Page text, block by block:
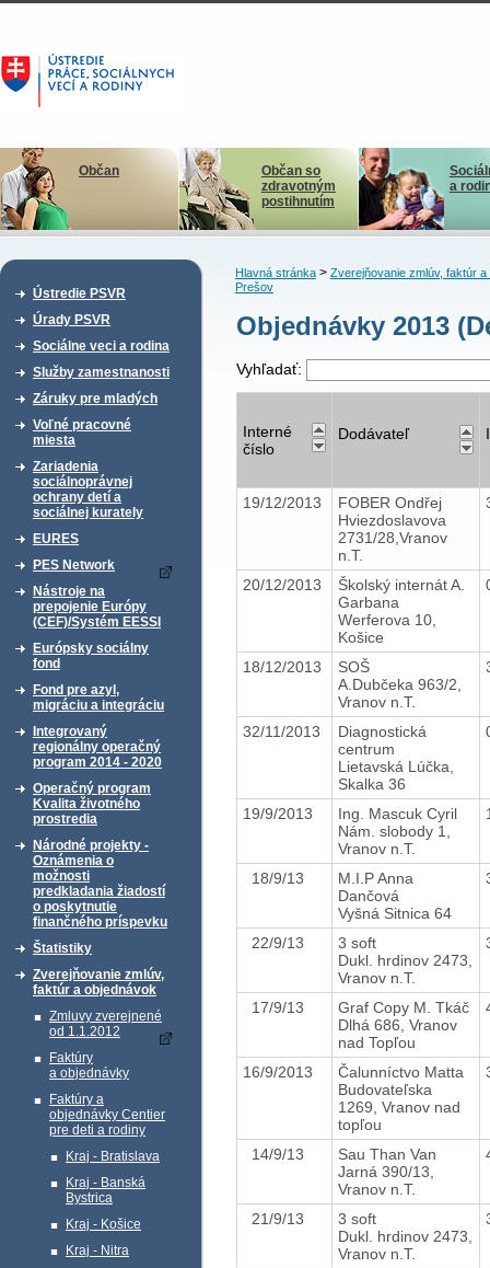
Občan
Občan so
zdravotným
postihnutím
a
Ústredie PSVR
Úrady PSVR
Sociálne veci a rodina
Služby zamestnanosti
Záruky pre mladých
Voľné pracovné
miesta
Zariadenia
sociálnoprávnej
ochrany detí a
sociálnej kurately
EURES
PES Network
Nástroje na
prepojenie Európy
(CEF)/Systém EESSI
Európsky sociálny
fond
Fond pre azyl,
migráciu a integráciu
Integrovaný
regionálny operačný
program 2014 - 2020
Operačný program
Kvalita životného
prostredia
Národné projekty -
Oznámenia o
možnosti
predkladania žiadostí
o poskytnutie
finančného príspevku
Štatistiky
Zverejňovanie zmlúv,
faktúr a objednávok
Zmluvy zverejnené
od 1.1.2012
Faktúry
a objednávky
Faktúry a
objednávky Centier
pre deti a rodiny
Kraj - Bratislava
Kraj - Banská
Bystrica
Kraj - Košice
Kraj - Nitra
Hlavná stránka> Zverejňovanie zmlúv, faktúr a
Prešov
Objednávky 2013
Vyhľadať:
Interné
číslo
Dodávateľ
19/12/2013
FOBER Ondřej
Hviezdoslavova
2731/28,Vranov
n.T.
20/12/2013
Školský internát A.
Garbana
Werferova 10,
Košice
18/12/2013
SOŠ
A.Dubčeka 963/2,
Vranov n.T.
32/11/2013
Diagnostická
centrum
Lietavská Lúčka,
Skalka 36
19/9/2013
Ing. Mascuk Cyril
Nám. slobody 1,
Vranov n.T.
18/9/13
M.I.P Anna
Dančová
Vyšná Sitnica 64
22/9/13
3 soft
Dukl. hrdinov 2473,
Vranov n.T.
17/9/13
Graf Copy M. Tkáč
Dlhá 686, Vranov
nad Topľou
16/9/2013
Čalunníctvo Matta
Budovateľska
1269, Vranov nad
topľou
14/9/13
Sau Than Van
Jarná 390/13,
Vranov n.T.
21/9/13
3 soft
Dukl. hrdinov 2473,
Vranov n.T.